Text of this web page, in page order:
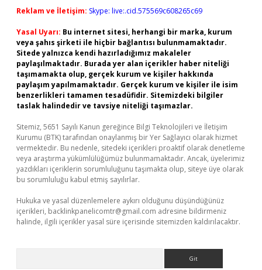
Reklam ve İletişim: Skype: live:.cid.575569c608265c69
Yasal Uyarı: Bu internet sitesi, herhangi bir marka, kurum
veya şahıs şirketi ile hiçbir bağlantısı bulunmamaktadır.
Sitede yalnızca kendi hazırladığımız makaleler
paylaşılmaktadır. Burada yer alan içerikler haber niteliği
taşımamakta olup, gerçek kurum ve kişiler hakkında
paylaşım yapılmamaktadır. Gerçek kurum ve kişiler ile isim
benzerlikleri tamamen tesadüfidir. Sitemizdeki bilgiler
taslak halindedir ve tavsiye niteliği taşımazlar.
Sitemiz, 5651 Sayılı Kanun gereğince Bilgi Teknolojileri ve İletişim
Kurumu (BTK) tarafından onaylanmış bir Yer Sağlayıcı olarak hizmet
vermektedir. Bu nedenle, sitedeki içerikleri proaktif olarak denetleme
veya araştırma yükümlülüğümüz bulunmamaktadır. Ancak, üyelerimiz
yazdıkları içeriklerin sorumluluğunu taşımakta olup, siteye üye olarak
bu sorumluluğu kabul etmiş sayılırlar.
Hukuka ve yasal düzenlemelere aykırı olduğunu düşündüğünüz
içerikleri, backlinkpanelicomtr@gmail.com adresine bildirmeniz
halinde, ilgili içerikler yasal süre içerisinde sitemizden kaldırılacaktır.